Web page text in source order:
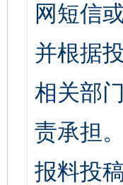
网短信
并根据
相关部
责承担
报料投